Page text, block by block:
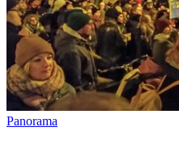
Panorama